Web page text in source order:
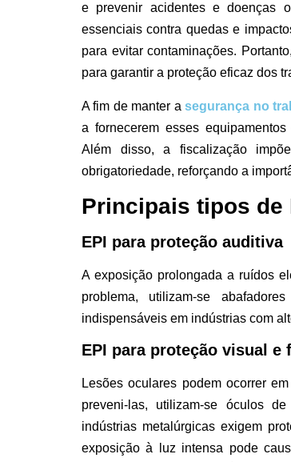
e prevenir acidentes e doenças
essenciais contra quedas e
para evitar contaminações.
para garantir a proteção eficaz dos
A fim de manter asegurança no
a fornecerem esses
Além disso, a fiscalização
obrigatoriedade, reforçando a
Principais tipos de
EPI para proteção auditiva
A exposição prolongada a ruídos
problema, utilizam-se
indispensáveis em indústrias com
EPI para proteção visual e
Lesões oculares podem ocorrer
preveni-las, utilizam-se óculos
indústrias metalúrgicas exigem
exposição à luz intensa pode